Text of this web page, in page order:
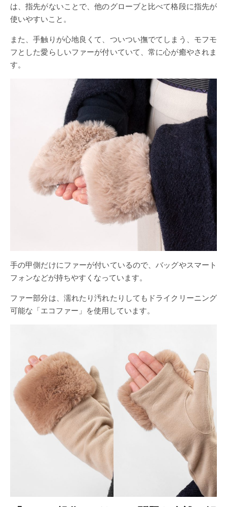
は、指先がないことで、他のグローブと比べて格段に指先が
使いやすいこと。
また、手触りが心地良くて、ついつい撫でてしまう、モフモ
フとした愛らしいファーが付いていて、常に心が癒やされま
す。
手の甲側だけにファーが付いているので、バッグやスマート
フォンなどが持ちやすくなっています。
ファー部分は、濡れたり汚れたりしてもドライクリーニング
可能な「エコファー」を使用しています。